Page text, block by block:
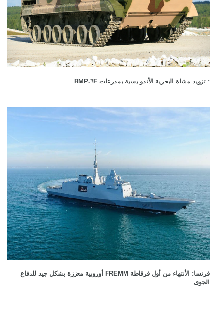
: تزويد مشاة البحرية الأندونيسية بمدرعات BMP-3F
فرنسا: الأنتهاء من أول فرقاطة FREMM أوروبية معززة بشكل جيد للدفاع
الجوى